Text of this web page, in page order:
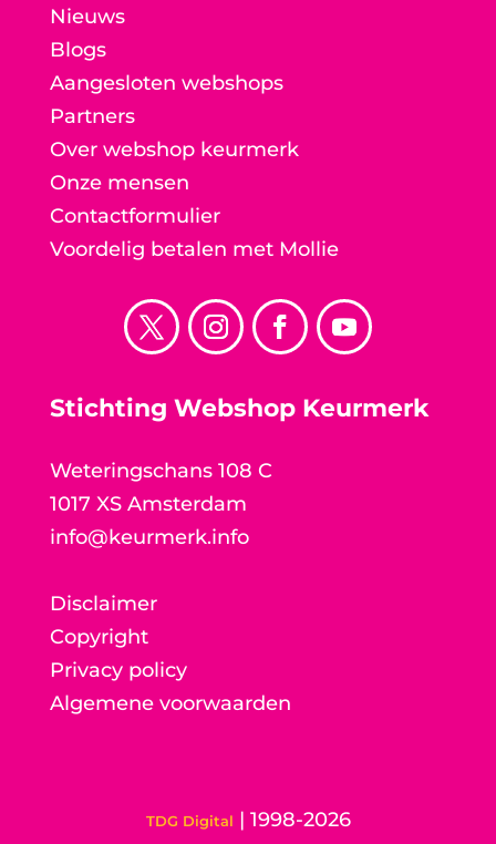
Nieuws
Blogs
Aangesloten webshops
Partners
Over webshop keurmerk
Onze mensen
Contactformulier
Voordelig betalen met Mollie
Stichting Webshop Keurmerk
Weteringschans 108 C
1017 XS Amsterdam
info@keurmerk.info
Disclaimer
Copyright
Privacy policy
Algemene voorwaarden
TDG Digital | 1998-2026